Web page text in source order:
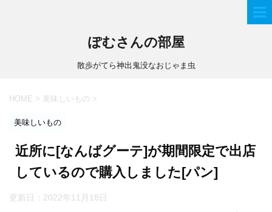
ぽむさんの部屋
散歩がてら神出鬼没なおじゃま虫
HOME > 美味しいもの >
美味しいもの
近所に[なんばグーテ]が期間限定で出店
しているので購入しました[パン]
更新日： 2022年11月18日